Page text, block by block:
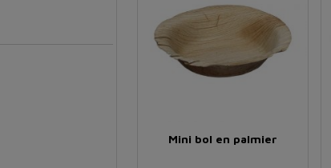
Mini bol en palmier